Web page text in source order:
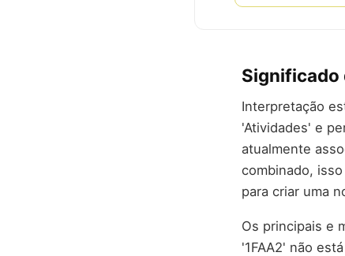
Significado
Interpretação
'Atividades' e
atualmente
combinado,
para criar uma
Os principais e
'1FAA2' não